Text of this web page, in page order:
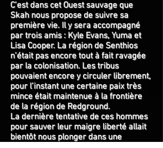
C’est dans cet Ouest sauvage que
Skah nous propose de suivre sa
première vie. Il y sera accompagné
par trois amis : Kyle Evans, Yuma et
Lisa Cooper. La région de Senthios
n’était pas encore tout à fait ravagée
par la colonisation. Les tribus
pouvaient encore y circuler librement,
pour l’instant une certaine paix très
mince était maintenue à la frontière
de la région de Redground.
La dernière tentative de ces hommes
pour sauver leur maigre liberté allait
bientôt nous plonger dans une